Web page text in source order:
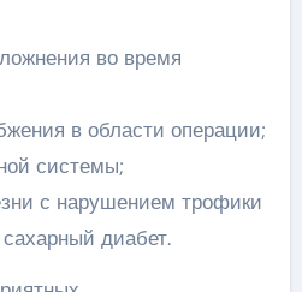
во время
в области операции;
системы;
с нарушением трофики
диабет.